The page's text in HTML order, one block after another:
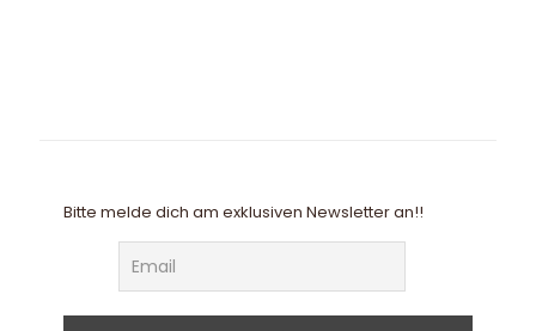
Bitte melde dich am exklusiven Newsletter an!!